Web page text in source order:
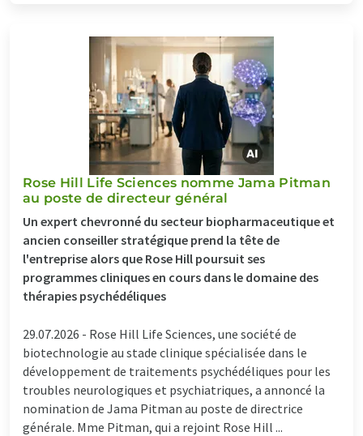
Rose Hill Life Sciences nomme Jama Pitman
au poste de directeur général
Un expert chevronné du secteur biopharmaceutique et
ancien conseiller stratégique prend la tête de
l'entreprise alors que Rose Hill poursuit ses
programmes cliniques en cours dans le domaine des
thérapies psychédéliques
29.07.2026 - Rose Hill Life Sciences, une société de
biotechnologie au stade clinique spécialisée dans le
développement de traitements psychédéliques pour les
troubles neurologiques et psychiatriques, a annoncé la
nomination de Jama Pitman au poste de directrice
générale. Mme Pitman, qui a rejoint Rose Hill ...